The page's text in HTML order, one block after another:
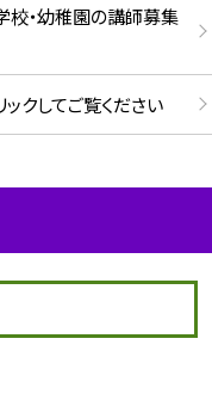
校・幼稚園の講師募集
クしてご覧ください